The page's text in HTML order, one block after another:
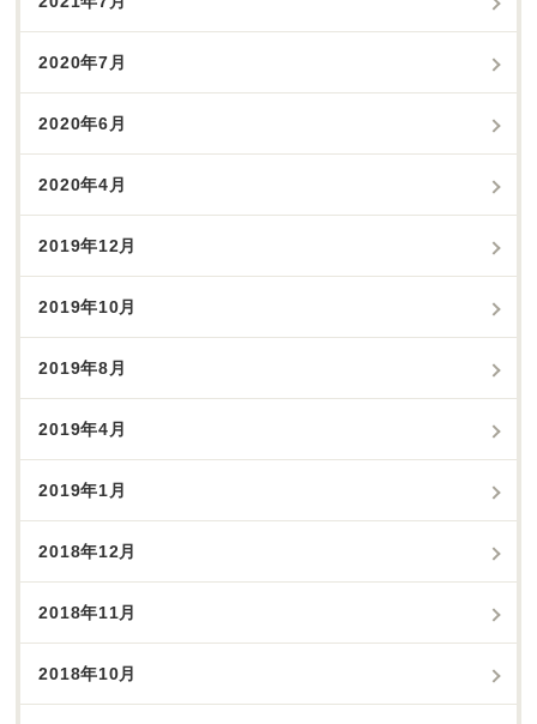
2020年7月
2020年6月
2020年4月
2019年12月
2019年10月
2019年8月
2019年4月
2019年1月
2018年12月
2018年11月
2018年10月